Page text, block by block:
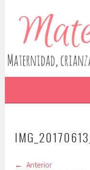
contenidoESCRIBO SOBRE
CRIANZA,
Anterior